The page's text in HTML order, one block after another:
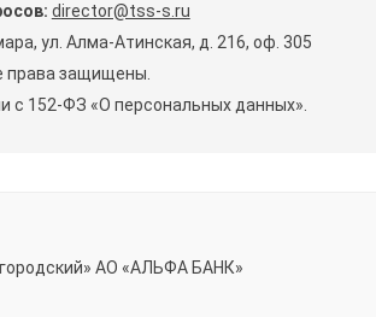
director@tss-s.ru
ул. Алма-Атинская, д. 216, оф. 305
права защищены.
с 152-ФЗ «О персональных данных».
АО «АЛЬФА БАНК»